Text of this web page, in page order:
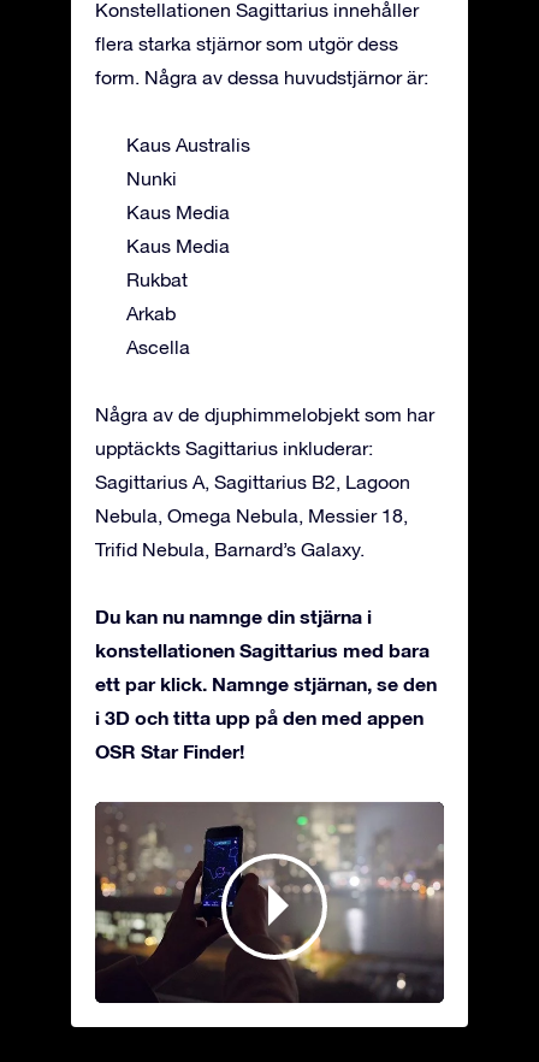
Konstellationen Sagittarius innehåller
flera starka stjärnor som utgör dess
form. Några av dessa huvudstjärnor är:
Kaus Australis
Nunki
Kaus Media
Kaus Media
Rukbat
Arkab
Ascella
Några av de djuphimmelobjekt som har
upptäckts Sagittarius inkluderar:
Sagittarius A, Sagittarius B2, Lagoon
Nebula, Omega Nebula, Messier 18,
Trifid Nebula, Barnard’s Galaxy.
Du kan nu namnge din stjärna i
konstellationen Sagittarius med bara
ett par klick. Namnge stjärnan, se den
i 3D och titta upp på den med appen
OSR Star Finder!